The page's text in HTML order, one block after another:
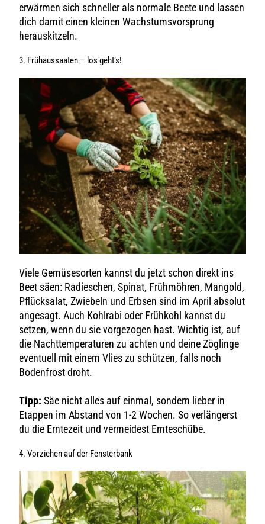
erwärmen sich schneller als normale Beete und lassen
dich damit einen kleinen Wachstumsvorsprung
herauskitzeln.
3. Frühaussaaten – los geht’s!
Viele Gemüsesorten kannst du jetzt schon direkt ins
Beet säen: Radieschen, Spinat, Frühmöhren, Mangold,
Pflücksalat, Zwiebeln und Erbsen sind im April absolut
angesagt. Auch Kohlrabi oder Frühkohl kannst du
setzen, wenn du sie vorgezogen hast. Wichtig ist, auf
die Nachttemperaturen zu achten und deine Zöglinge
eventuell mit einem Vlies zu schützen, falls noch
Bodenfrost droht.
Tipp: Säe nicht alles auf einmal, sondern lieber in
Etappen im Abstand von 1-2 Wochen. So verlängerst
du die Erntezeit und vermeidest Ernteschübe.
4. Vorziehen auf der Fensterbank